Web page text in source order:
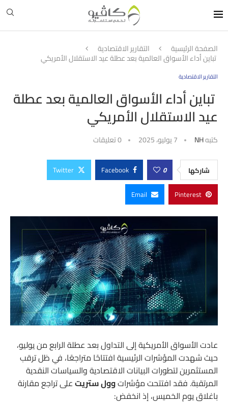
الصفحة الرئيسية التقارير الاقتصادية
تباين أداء الأسواق العالمية بعد عطلة عيد الاستقلال الأمريكي
التقارير الاقتصادية
تباين أداء الأسواق العالمية بعد عطلة
عيد الاستقلال الأمريكي
كتبهNH 7 يوليو، 2025 0 تعليقات
شاركها 0
Facebook
Twitter
Pinterest
Email
عادت الأسواق الأمريكية إلى التداول بعد عطلة الرابع من يوليو،
حيث شهدت المؤشرات الرئيسية افتتاحًا متراجعًا، في ظل ترقب
المستثمرين لتطورات البيانات الاقتصادية والسياسات النقدية
المرتقبة. فقد افتتحت مؤشراتوول ستريتعلى تراجع مقارنة
باغلاق يوم الخميس، إذ انخفض: